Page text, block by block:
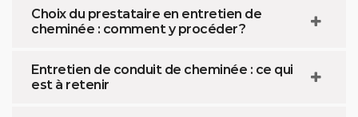
Choix du prestataire en entretien de
cheminée : comment y procéder ?
Entretien de conduit de cheminée : ce qui
est à retenir